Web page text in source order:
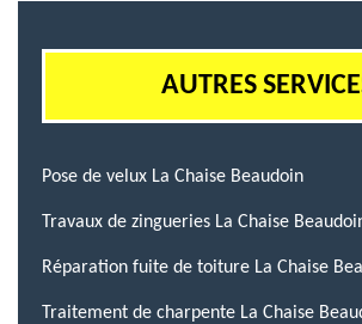
AUTRES
Pose de velux La Chaise Beaudoin
Travaux de zingueries La Chaise
Réparation fuite de toiture La Chaise
Traitement de charpente La Chaise